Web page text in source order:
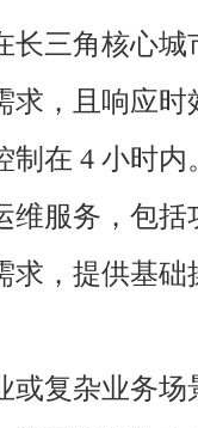
长三角核心
求，且响应
制在 4 小时内
维服务，包
求，提供基
或复杂业务